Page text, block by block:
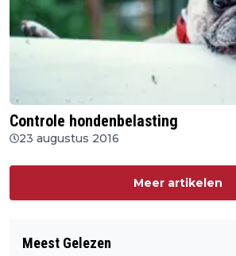
Controle hondenbelasting
23 augustus 2016
Meer artikelen
Meest Gelezen